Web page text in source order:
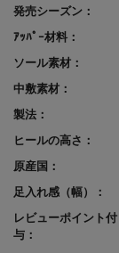
発売シーズン：
ｱｯﾊﾟｰ材料：
ソール素材：
中敷素材：
製法：
ヒールの高さ：
原産国：
足入れ感（幅）：
レビューポイント付
与：